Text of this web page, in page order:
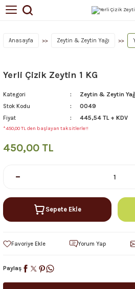
Geri Dön
Geri Dön
Yağı
Anasayfa Zeytin & Zeytin Yağı
Yerli Çizik Zeytin 1 KG
Kategori Zeytin & Zeytin
Stok Kodu 0049
Fiyat 445,54 TL + KDV
*450,00 TL den başlayan taksitlerle!!
450,00 TL
Sepete Ekle
Yorum Yap
Paylaş